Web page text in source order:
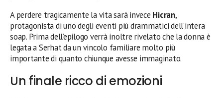
A perdere tragicamente la vita sarà invece Hicran,
protagonista di uno degli eventi più drammatici dell’intera
soap. Prima dell’epilogo verrà inoltre rivelato che la donna è
legata a Serhat da un vincolo familiare molto più
importante di quanto chiunque avesse immaginato.
Un finale ricco di emozioni